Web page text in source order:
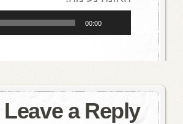
00:00
Leave a Reply